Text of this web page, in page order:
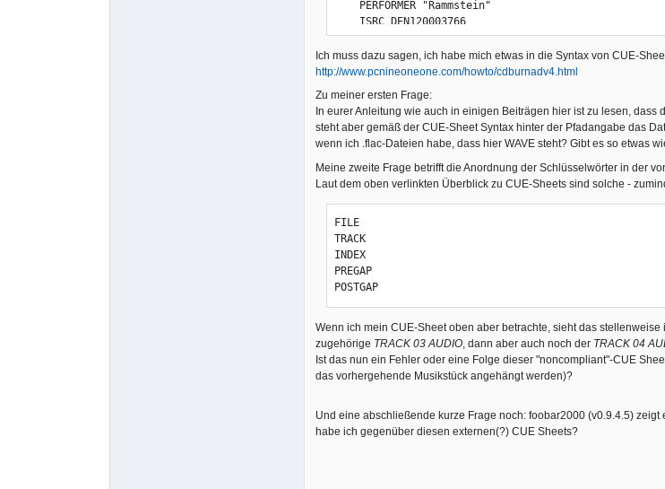
INDEX 01 00:00:00
TRACK 04 AUDIO
TITLE "Ich will"
ISRC DEN120100004
INDEX 00 04:32:33
FILE "04. Ich will.flac" WAVE
INDEX 01 00:00:00
TRACK 05 AUDIO
TITLE "Feuer frei!"
ISRC DEN120100007
INDEX 00 03:37:07
FILE "05. Feuer frei!.flac" WAVE
INDEX 01 00:00:00
TRACK 06 AUDIO
ISRC DEN120003765
INDEX 00 03:08:45
FILE "06. Mutter.flac" WAVE
INDEX 01 00:00:00
TITLE "Spieluhr"
Ich muss dazu sagen, ich habe mich etwas in die Syntax von CUE-
http://www.pcnineoneone.com/howto/cdburnadv4.html
Zu meiner ersten Frage:
In eurer Anleitung wie auch in einigen Beiträgen hier ist zu lesen,
steht aber gemäß der CUE-Sheet Syntax hinter der Pfadangabe das
wenn ich .flac-Dateien habe, dass hier WAVE steht? Gibt es so etwas
Meine zweite Frage betrifft die Anordnung der Schlüsselwörter in der
Laut dem oben verlinkten Überblick zu CUE-Sheets sind solche -
FILE
TRACK
INDEX
PREGAP
POSTGAP
Wenn ich mein CUE-Sheet oben aber betrachte, sieht das
zugehörige TRACK 03 AUDIO, dann aber auch noch der TRACK 04
Ist das nun ein Fehler oder eine Folge dieser "noncompliant"-CUE
das vorhergehende Musikstück angehängt werden)?
Und eine abschließende kurze Frage noch: foobar2000 (v0.9.4.5) zeigt
habe ich gegenüber diesen externen(?) CUE Sheets?